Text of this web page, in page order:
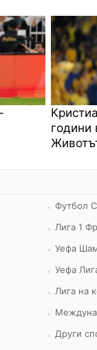
години
Футбол
Лига 1
Уефа
Уефа
Лига на
Други